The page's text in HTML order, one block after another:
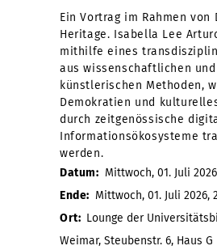
Ein Vortrag im Rahmen von
Heritage. Isabella Lee
mithilfe eines
aus wissenschaftlichen und
künstlerischen Methoden,
Demokratien und
durch zeitgenössische
Informationsökosysteme
werden.
Datum: Mittwoch, 01. Juli
Ende: Mittwoch, 01. Juli 2026,
Ort: Lounge der
Weimar, Steubenstr. 6, Haus G